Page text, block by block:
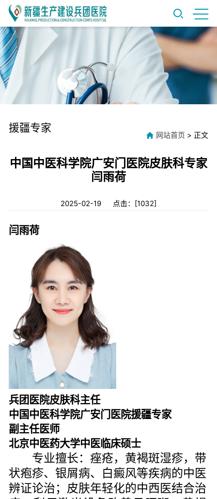
援疆专家
网站首页 > 正文
中国中医科学院广安门医院皮肤科专家
闫雨荷
2025-02-19 点击：[1032]
闫雨荷
兵团医院皮肤科主任
中国中医科学院广安门医院援疆专家
副主任医师
北京中医药大学中医临床硕士
专业擅长： 痤疮，黄褐斑湿疹，带
状疱疹、银屑病、白癜风等疾病的中医
辨证论治；皮肤年轻化的中西医结合治